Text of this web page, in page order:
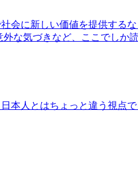
会に新しい価値を提供する
な気づきなど、ここでしか
本人とはちょっと違う視点